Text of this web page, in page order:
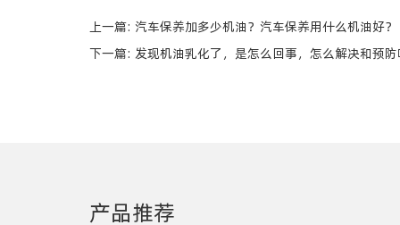
上一篇: 汽车保养加多少机油？汽车保养用什么机油好？
下一篇: 发现机油乳化了，是怎么回事，怎么解决和预
产品推荐